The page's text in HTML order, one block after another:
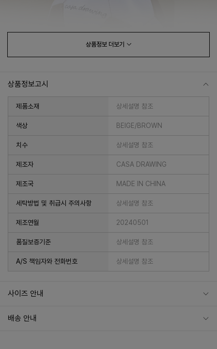
상품정보 더보기
상품정보고시
제품소재 상세설명 참조
색상 BEIGE/BROWN
치수 상세설명 참조
제조자 CASA DRAWING
제조국 MADE IN CHINA
세탁방법 및 취급시 주의사항 상세설명 참조
제조연월 20240501
품질보증기준 상세설명 참조
A/S 책임자와 전화번호 상세설명 참조
사이즈 안내
배송 안내